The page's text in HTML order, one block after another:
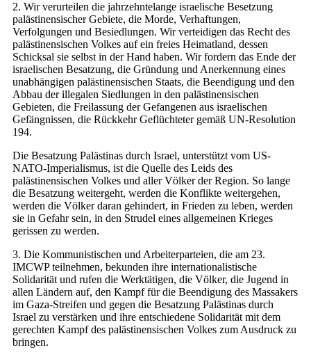
2. Wir verurteilen die jahrzehntelange israelische Besetzung
palästinensischer Gebiete, die Morde, Verhaftungen,
Verfolgungen und Besiedlungen. Wir verteidigen das Recht des
palästinensischen Volkes auf ein freies Heimatland, dessen
Schicksal sie selbst in der Hand haben. Wir fordern das Ende der
israelischen Besatzung, die Gründung und Anerkennung eines
unabhängigen palästinensischen Staats, die Beendigung und den
Abbau der illegalen Siedlungen in den palästinensischen
Gebieten, die Freilassung der Gefangenen aus israelischen
Gefängnissen, die Rückkehr Geflüchteter gemäß UN-Resolution
194.
Die Besatzung Palästinas durch Israel, unterstützt vom US-
NATO-Imperialismus, ist die Quelle des Leids des
palästinensischen Volkes und aller Völker der Region. So lange
die Besatzung weitergeht, werden die Konflikte weitergehen,
werden die Völker daran gehindert, in Frieden zu leben, werden
sie in Gefahr sein, in den Strudel eines allgemeinen Krieges
gerissen zu werden.
3. Die Kommunistischen und Arbeiterparteien, die am 23.
IMCWP teilnehmen, bekunden ihre internationalistische
Solidarität und rufen die Werktätigen, die Völker, die Jugend in
allen Ländern auf, den Kampf für die Beendigung des Massakers
im Gaza-Streifen und gegen die Besatzung Palästinas durch
Israel zu verstärken und ihre entschiedene Solidarität mit dem
gerechten Kampf des palästinensischen Volkes zum Ausdruck zu
bringen.